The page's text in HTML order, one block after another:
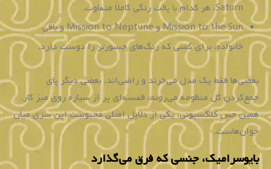
Saturn، هر کدام با پالتِ رنگیِ کاملاً متفاوت.
Mission to the Sun و Mission to Neptune و باقیِ
خانواده، برای کسی که رنگ‌های جسورتر را دوست دارد.
بعضی‌ها فقط یک مدل می‌خرند و راضی‌اند. بعضیِ دیگر پایِ
جمع‌کردنِ کلِ منظومه می‌روند، قفسه‌ای پر از سیاره روی میزِ کار.
همین حسِ کلکسیونی، یکی از دلایلِ اصلیِ محبوبیتِ این سری میانِ
جوان‌هاست.
بایوسرامیک، جنسی که فرق می‌گذارد